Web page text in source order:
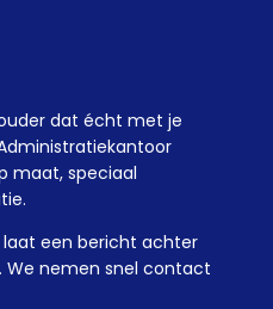
dat écht met je
maat, speciaal
laat een bericht achter
nemen snel contact